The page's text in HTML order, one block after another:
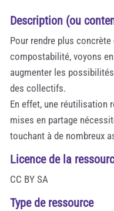
Description (ou
Pour rendre plus
compostabilité, voyons
augmenter les
des collectifs.
En effet, une réutilisation
mises en partage
touchant à de nombreux
Licence de la
CC BY SA
Type de ressource